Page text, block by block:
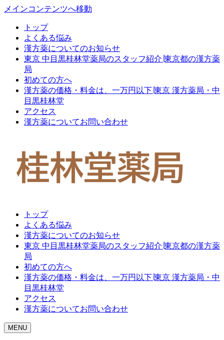
メインコンテンツへ移動
トップ
よくある悩み
漢方薬についてのお知らせ
東京 中目黒桂林堂薬局のスタッフ紹介∣東京都の漢方薬
局
初めての方へ
漢方薬の価格・料金は、一万円以下∣東京 漢方薬局・中
目黒桂林堂
アクセス
漢方薬についてお問い合わせ
トップ
よくある悩み
漢方薬についてのお知らせ
東京 中目黒桂林堂薬局のスタッフ紹介∣東京都の漢方薬
局
初めての方へ
漢方薬の価格・料金は、一万円以下∣東京 漢方薬局・中
目黒桂林堂
アクセス
漢方薬についてお問い合わせ
MENU